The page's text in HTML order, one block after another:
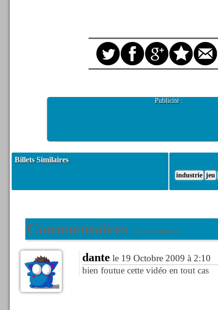
Publicité :
Billets Similaires
industrie jeu
Commentaires 3 commentaires
dante le 19 Octobre 2009 à 2:10
bien foutue cette vidéo en tout cas